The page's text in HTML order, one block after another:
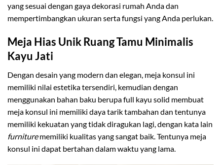
yang sesuai dengan gaya dekorasi rumah Anda dan
mempertimbangkan ukuran serta fungsi yang Anda perlukan.
Meja Hias Unik Ruang Tamu Minimalis
Kayu Jati
Dengan desain yang modern dan elegan, meja konsul ini
memiliki nilai estetika tersendiri, kemudian dengan
menggunakan bahan baku berupa full kayu solid membuat
meja konsul ini memiliki daya tarik tambahan dan tentunya
memiliki kekuatan yang tidak diragukan lagi, dengan kata lain
furniturememiliki kualitas yang sangat baik. Tentunya meja
konsul ini dapat bertahan dalam waktu yang lama.